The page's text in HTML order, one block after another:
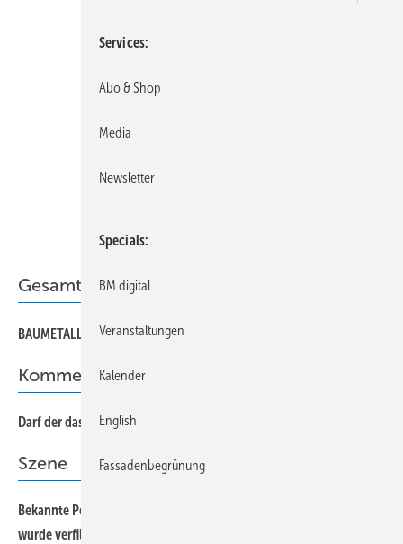
Gesamt-PDF der Ausgabe
BAUMETALL 02/2023 als PDF
Kommentar
Darf der das?
Szene
Bekannte Persönlichkeiten lesen vor: Erstes Klempner-Kinderbuch
wurde verfilmt
Services
Abo & Shop
Media
Newsletter
Specials
BM digital
Veranstaltungen
Kalender
English
Fassadenbegrünung